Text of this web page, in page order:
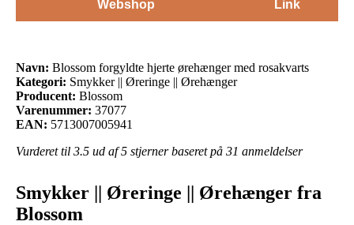
Webshop Link
Navn: Blossom forgyldte hjerte ørehænger med rosakvarts
Kategori: Smykker || Øreringe || Ørehænger
Producent: Blossom
Varenummer: 37077
EAN: 5713007005941
Vurderet til 3.5 ud af 5 stjerner baseret på 31 anmeldelser
Smykker || Øreringe || Ørehænger fra
Blossom